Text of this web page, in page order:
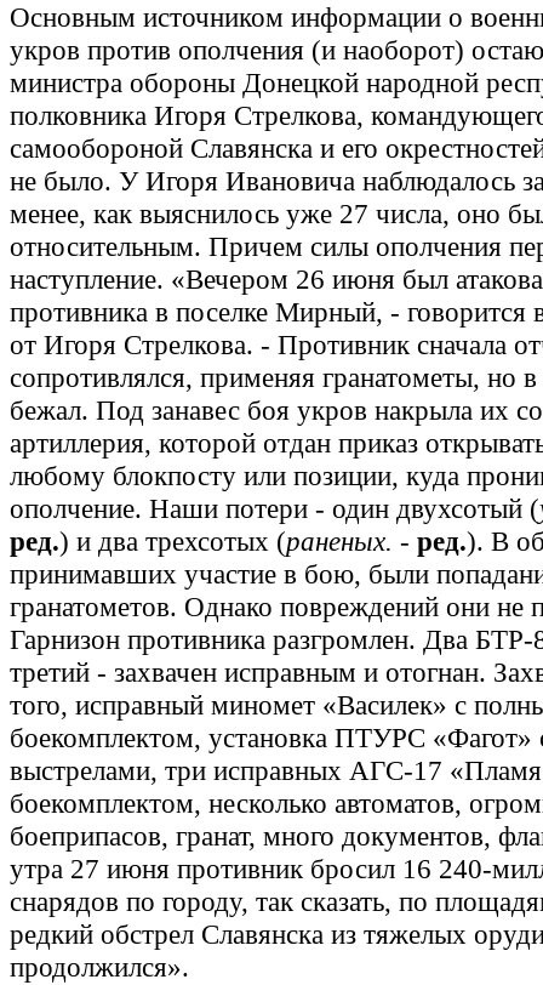
Основным источником информации о
укров против ополчения (и наоборот)
министра обороны Донецкой народной
полковника Игоря Стрелкова,
самообороной Славянска и его
не было. У Игоря Ивановича наблюдалось
менее, как выяснилось уже 27 числа, оно
относительным. Причем силы ополчения
наступление. «Вечером 26 июня был
противника в поселке Мирный, - говорится
от Игоря Стрелкова. - Противник сначала
сопротивлялся, применяя гранатометы, но в
бежал. Под занавес боя укров накрыла их
артиллерия, которой отдан приказ
любому блокпосту или позиции, куда
ополчение. Наши потери - один двухсотый (
ред.) и два трехсотых (раненых. - ред.). В
принимавших участие в бою, были
гранатометов. Однако повреждений они не
Гарнизон противника разгромлен. Два БТР-
третий - захвачен исправным и отогнан.
того, исправный миномет «Василек» с
боекомплектом, установка ПТУРС «Фагот»
выстрелами, три исправных АГС-17
боекомплектом, несколько автоматов,
боеприпасов, гранат, много документов,
утра 27 июня противник бросил 16 240-
снарядов по городу, так сказать, по
редкий обстрел Славянска из тяжелых
продолжился».